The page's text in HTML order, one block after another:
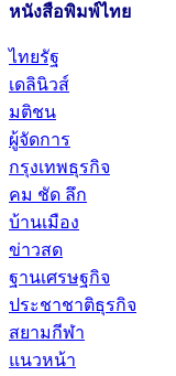
หนังสือพิมพ์ไทย
ไทยรัฐ
เดลินิวส์
มติชน
ผู้จัดการ
กรุงเทพธุรกิจ
คม ชัด ลึก
บ้านเมือง
ข่าวสด
ฐานเศรษฐกิจ
ประชาชาติธุรกิจ
สยามกีฬา
แนวหน้า